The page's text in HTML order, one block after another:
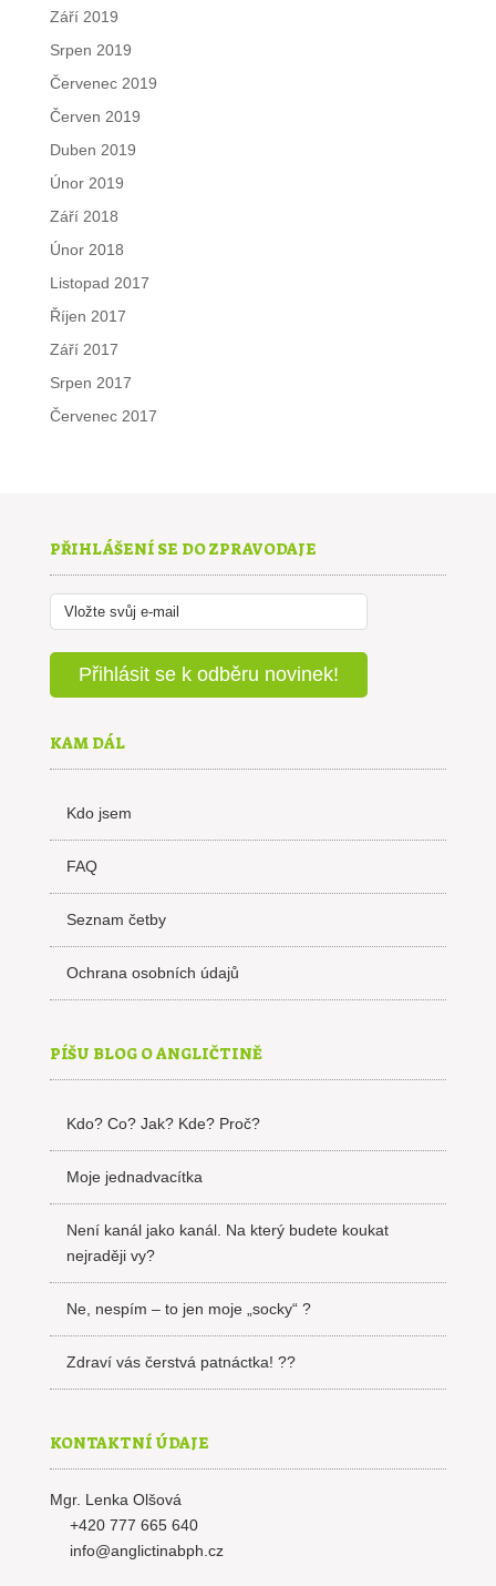
Září 2019
Srpen 2019
Červenec 2019
Červen 2019
Duben 2019
Únor 2019
Září 2018
Únor 2018
Listopad 2017
Říjen 2017
Září 2017
Srpen 2017
Červenec 2017
PŘIHLÁŠENÍ SE DO ZPRAVODAJE
KAM DÁL
Kdo jsem
FAQ
Seznam četby
Ochrana osobních údajů
PÍŠU BLOG O ANGLIČTINĚ
Kdo? Co? Jak? Kde? Proč?
Moje jednadvacítka
Není kanál jako kanál. Na který budete koukat
nejraději vy?
Ne, nespím – to jen moje „socky“ ?
Zdraví vás čerstvá patnáctka! ??
KONTAKTNÍ ÚDAJE
Mgr. Lenka Olšová
+420 777 665 640
info@anglictinabph.cz